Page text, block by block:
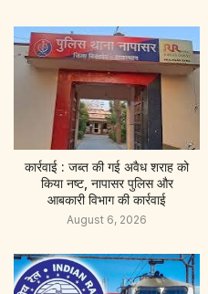
कार्रवाई : जब्त की गई अवैध शराह को
किया नष्ट, नापासर पुलिस और
आबकारी विभाग की कार्रवाई
August 6, 2026